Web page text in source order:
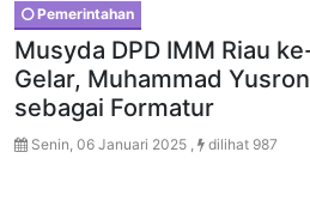
Pemerintahan
Musyda DPD IMM Riau
Gelar, Muhammad
sebagai Formatur
Senin, 06 Januari 2025 , dilihat 987